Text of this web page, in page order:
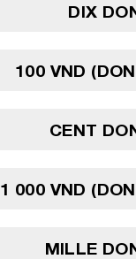
DIX
100 VND
CENT
1 000 VND
MILLE